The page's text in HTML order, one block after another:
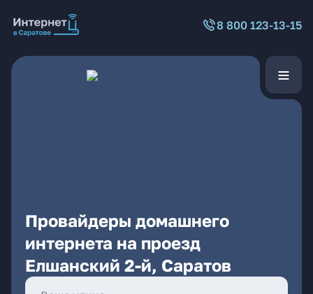
8 800 123-13-15
Провайдеры домашнего
интернета на проезд
Елшанский 2-й, Саратов